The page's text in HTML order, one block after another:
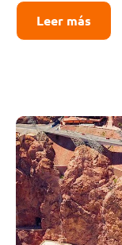
Leer más